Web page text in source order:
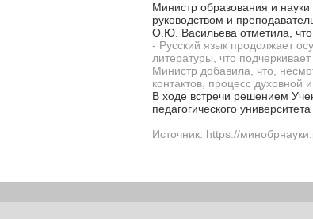
Министр образования и
руководством и
О.Ю. Васильева отметила, что
- Русский язык продолжает
литературы, что
Министр добавила, что,
контактов, процесс духовной
В ходе встречи решением
педагогического
Источник: https://